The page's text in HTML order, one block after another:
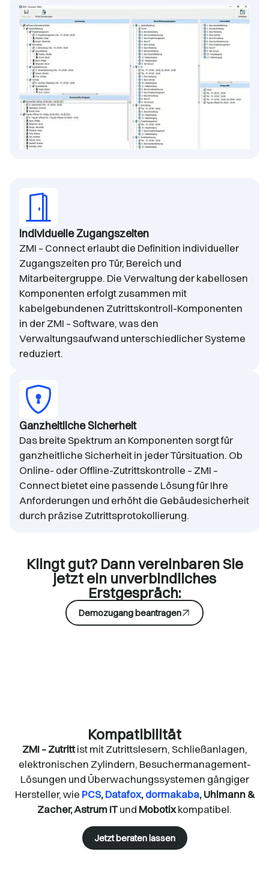
Individuelle Zugangszeiten
ZMI – Connect erlaubt die Definition individueller
Zugangszeiten pro Tür, Bereich und
Mitarbeitergruppe. Die Verwaltung der kabellosen
Komponenten erfolgt zusammen mit
kabelgebundenen Zutrittskontroll-Komponenten
in der ZMI – Software, was den
Verwaltungsaufwand unterschiedlicher Systeme
reduziert.
Ganzheitliche Sicherheit
Das breite Spektrum an Komponenten sorgt für
ganzheitliche Sicherheit in jeder Türsituation. Ob
Online- oder Offline-Zutrittskontrolle – ZMI –
Connect bietet eine passende Lösung für Ihre
Anforderungen und erhöht die Gebäudesicherheit
durch präzise Zutrittsprotokollierung.
Klingt gut? Dann vereinbaren Sie
jetzt ein unverbindliches
Erstgespräch:
Demozugang beantragen
Kompatibilität
ZMI – Zutrittist mit Zutrittslesern, Schließanlagen,
elektronischen Zylindern, Besuchermanagement-
Lösungen und Überwachungssystemen gängiger
Hersteller, wie PCS,Datafox,dormakaba, Uhlmann &
Zacher, Astrum ITund Mobotixkompatibel.
Jetzt beraten lassen